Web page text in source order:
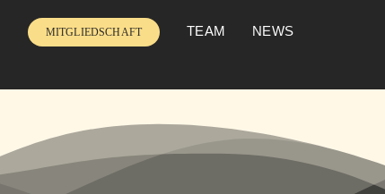
MITGLIEDSCHAFT TEAM NEWS